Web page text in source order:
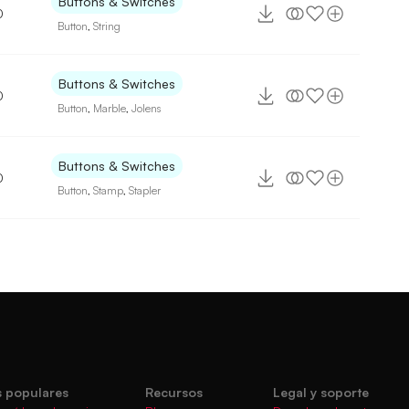
Button ,String
Buttons & Switches
Button Marble ,Jolens
Buttons & Switches
Button ,Stamp ,Stapler
populares
Recursos
Legal y soporte